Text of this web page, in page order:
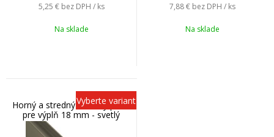
5,25 € bez DPH / ks
Na sklade
7,88 € bez DPH / ks
Na sklade
Horný a stredný rámový profil
pre výplň 18 mm - svetlý
Vyberte variant